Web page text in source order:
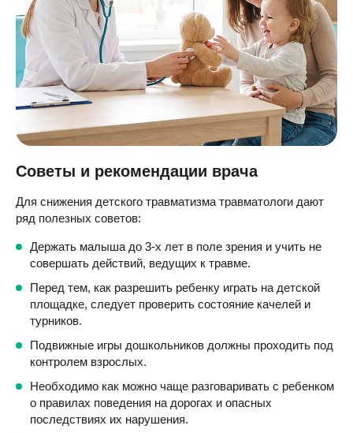
Советы и рекомендации врача
Для снижения детского травматизма травматологи дают
ряд полезных советов:
Держать малыша до 3-х лет в поле зрения и учить не
совершать действий, ведущих к травме.
Перед тем, как разрешить ребенку играть на детской
площадке, следует проверить состояние качелей и
турников.
Подвижные игры дошкольников должны проходить под
контролем взрослых.
Необходимо как можно чаще разговаривать с ребенком
о правилах поведения на дорогах и опасных
последствиях их нарушения.